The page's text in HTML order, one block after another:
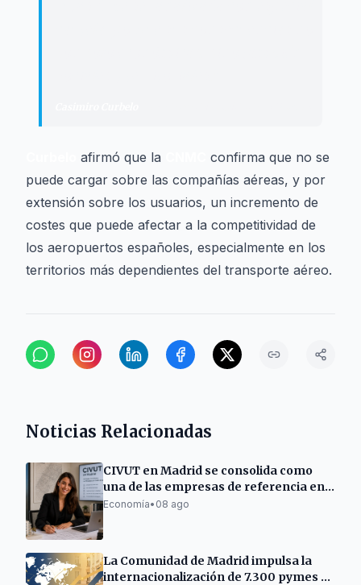
afirmó que la
confirma que no se
puede cargar sobre las compañías aéreas, y por
extensión sobre los usuarios, un incremento de
costes que puede afectar a la competitividad de
los aeropuertos españoles, especialmente en los
territorios más dependientes del transporte aéreo.
Noticias Relacionadas
CIVUT en Madrid se consolida como
una de las empresas de referencia en
la tramitación de licencias turísticas
Economía• 08 ago
La Comunidad de Madrid impulsa la
internacionalización de 7.300 pymes y